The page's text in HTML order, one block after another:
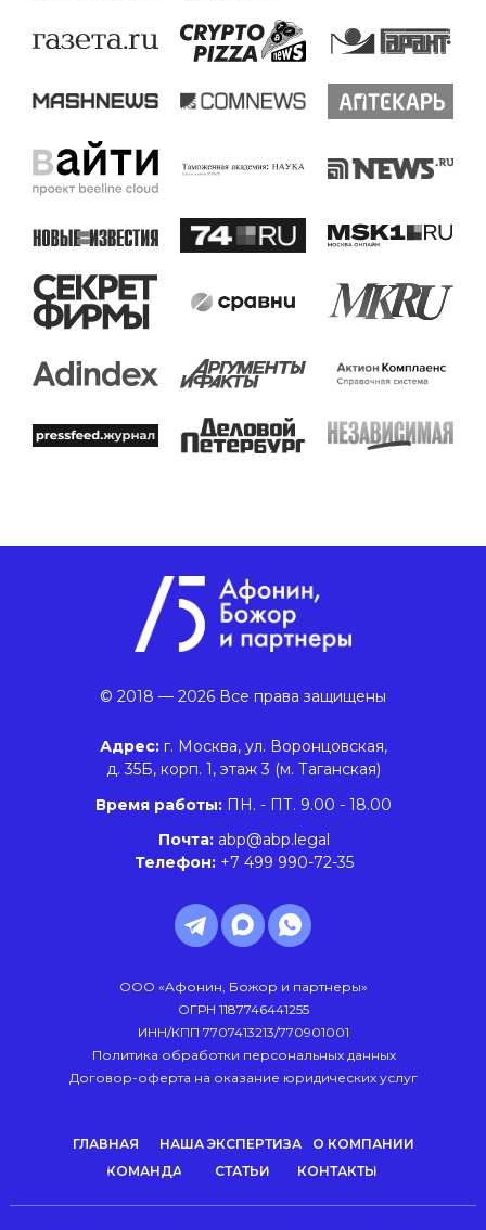
КОМАНДА СТАТЬИ КОНТАКТЫ
НАША ЭКСПЕРТИЗА О КОМПАНИИ
ГЛАВНАЯ
Адрес: г. Москва, ул. Воронцовская,
д. 35Б, корп. 1, этаж 3 (м. Таганская)
© 2018 — 2026 Все права защищены
Время работы: ПН. - ПТ. 9.00 - 18.00
Почта:abp@abp.legal
Телефон: +7 499 990-72-35
ООО «Афонин, Божор и партнеры»
ОГРН 1187746441255
ИНН/КПП 7707413213/770901001
Политика обработки персональных данных
Договор-оферта на оказание юридических услуг